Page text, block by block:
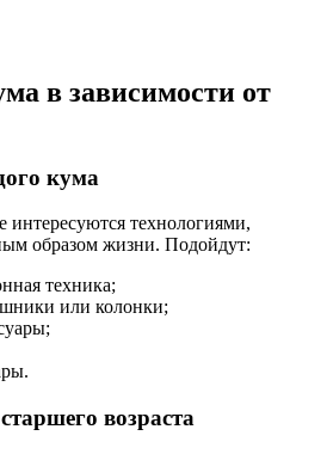
в зависимости от
кума
технологиями,
образом жизни. Подойдут:
техника;
или колонки;
возраста